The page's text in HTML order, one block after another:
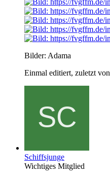
Bilder: Adama
Einmal editiert, zuletzt von
Schiffsjunge
Wichtiges Mitglied